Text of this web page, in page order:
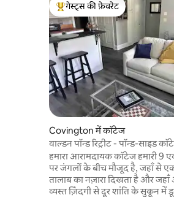
गेस्ट्स का टॉप फ़ेवरेट
गेस्ट्स की फ़ेवरेट
Covington में कॉटेज
वाल्डन पॉन्ड रिट्रीट - पॉन्ड-साइड
साथ
हमारा आरामदायक कॉटेज हमारी 9
पर जंगलों के बीच मौजूद है, जहाँ से
तालाब का नज़ारा दिखता है और
व्यस्त ज़िंदगी से दूर शांति के सुकून में